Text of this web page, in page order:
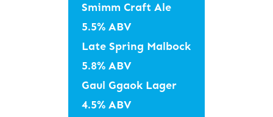
에이 #오렌지 #열대
과일향 #쥬시 #헤이
지
400ml – 12.0
(Greek, Going)
화효소 #허브차
– Mushroom Hero /
머쉬룸 히어로
Caffein-Free #피로
회복 #스트레스해소
#에너지를활발 #약초
Rowan’s Creek
Bourbon
12 / 220
Smimm Craft Ale
5.5% ABV
Late Spring Malbock
5.8% ABV
Gaul Ggaok Lager
4.5% ABV